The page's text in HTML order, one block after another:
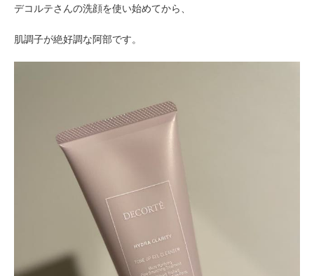
デコルテさんの洗顔を使い始めてから、
肌調子が絶好調な阿部です。